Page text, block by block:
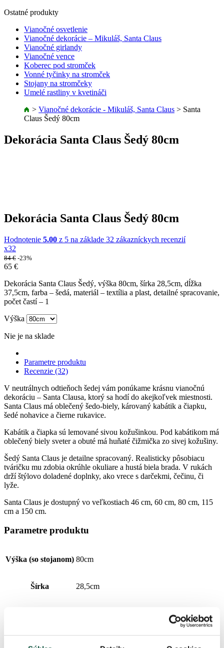
Ostatné produkty
Vianočné osvetlenie
Vianočné dekorácie – Mikuláš, Santa Claus
Vianočné girlandy
Vianočné vence
Koberec pod stromček
Vonné tyčinky na stromček
Stojany na stromčeky
Umelé rastliny v kvetináči
> Vianočné dekorácie - Mikuláš, Santa Claus > Santa
Claus Šedý 80cm
Dekorácia Santa Claus Šedý 80cm
Dekorácia Santa Claus Šedý 80cm
Hodnotenie 5.00 z 5 na základe 32 zákazníckych recenzií
x32
84€ -23%
65 €
Dekorácia Santa Claus Šedý, výška 80cm, šírka 28,5cm, dĺžka
37,5cm, farba – šedá, materiál – textília a plast, detailné spracovanie,
počet častí – 1
Výška
Nie je na sklade
Parametre produktu
Recenzie (32)
V neutrálnych odtieňoch šedej vám ponúkame krásnu vianočnú
dekoráciu – Santa Clausa, ktorý sa hodí do akejkoľvek miestnosti.
Santa Claus má oblečený šedo-biely, károvaný kabátik a čiapku,
šedé nohavice a čierne rukavice.
Kabátik a čiapka sú lemované sivou kožušinkou. Pod kabátikom má
oblečený biely sveter a obuté má huňaté čižmička zo sivej kožušiny.
Šedý Santa Claus je detailne spracovaný. Realisticky pôsobiacu
tváričku mu zdobia okrúhle okuliare a hustá biela brada. V rukách
drží štýlovo doladené doplnky, ako vrece s darčekmi, čečinu, či
lyže.
Santa Claus je dostupný vo veľkostiach 46 cm, 60 cm, 80 cm, 115
cm a 150 cm.
Parametre produktu
Výška (so stojanom) 80cm
Šírka 28,5cm